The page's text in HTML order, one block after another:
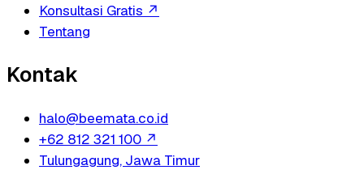
Konsultasi Gratis ↗
Tentang
Kontak
halo@beemata.co.id
+62 812 321 100 ↗
Tulungagung, Jawa Timur